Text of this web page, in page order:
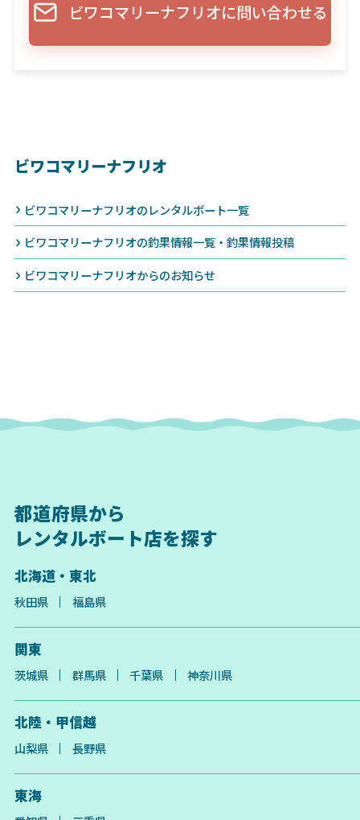
ビワコマリーナフリオに問い合わせる
ビワコマリーナフリオ
ビワコマリーナフリオのレンタルボート一覧
ビワコマリーナフリオの釣果情報一覧・釣果情報投稿
ビワコマリーナフリオからのお知らせ
都道府県から
レンタルボート店を探す
北海道・東北
秋田県 福島県
関東
茨城県 群馬県 千葉県 神奈川県
北陸・甲信越
山梨県 長野県
東海